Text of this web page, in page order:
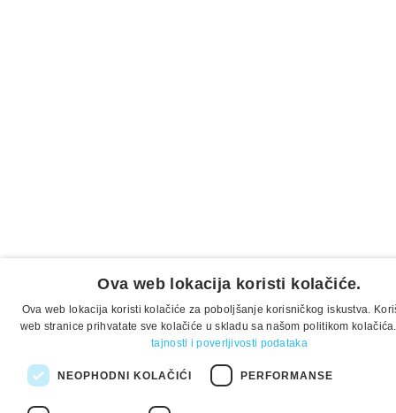
Ova web lokacija koristi kolačiće.
Ova web lokacija koristi kolačiće za poboljšanje korisničkog iskustva.
web stranice prihvatate sve kolačiće u skladu sa našom politikom
tajnosti i poverljivosti podataka
NEOPHODNI KOLAČIĆI PERFORMANSE